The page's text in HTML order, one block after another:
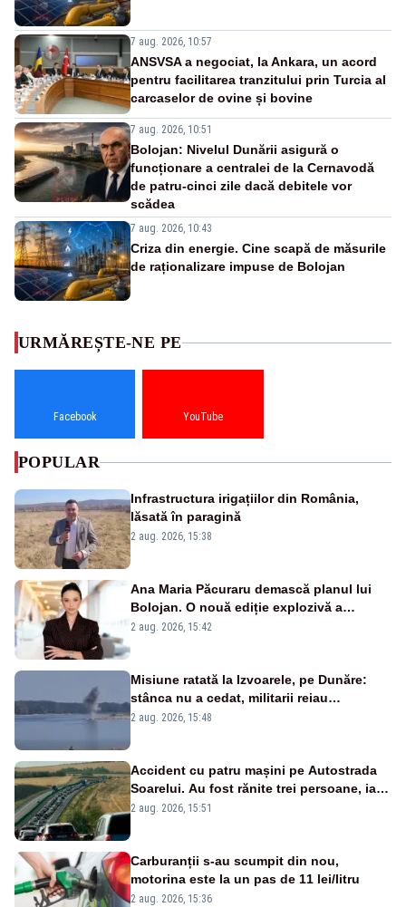
7 aug. 2026, 10:57
ANSVSA a negociat, la Ankara, un acord
pentru facilitarea tranzitului prin Turcia al
carcaselor de ovine și bovine
7 aug. 2026, 10:51
Bolojan: Nivelul Dunării asigură o
funcționare a centralei de la Cernavodă
de patru-cinci zile dacă debitele vor
scădea
7 aug. 2026, 10:43
Criza din energie. Cine scapă de măsurile
de raționalizare impuse de Bolojan
URMĂREȘTE-NE PE
Facebook YouTube
POPULAR
Infrastructura irigațiilor din România,
lăsată în paragină
2 aug. 2026, 15:38
Ana Maria Păcuraru demască planul lui
Bolojan. O nouă ediție explozivă a
emisiunii „Miza Zilei” la Realitatea PLUS
2 aug. 2026, 15:42
Misiune ratată la Izvoarele, pe Dunăre:
stânca nu a cedat, militarii reiau
detonările luni – VIDEO
2 aug. 2026, 15:48
Accident cu patru mașini pe Autostrada
Soarelui. Au fost rănite trei persoane, iar
traficul se desfășoară cu dificultate
2 aug. 2026, 15:51
Carburanții s-au scumpit din nou,
motorina este la un pas de 11 lei/litru
2 aug. 2026, 15:36